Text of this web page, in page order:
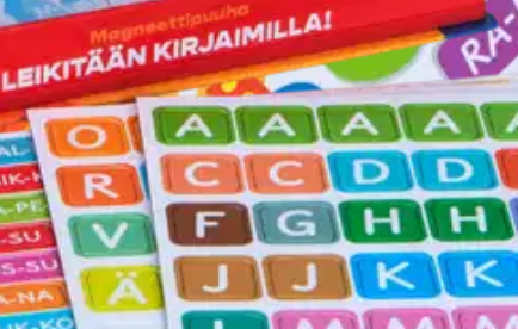
pakettiautomaattiin tai